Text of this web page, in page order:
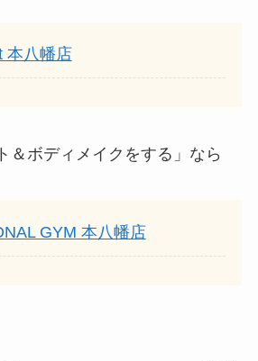
本八幡店
＆ボディメイクをする」なら
GYM 本八幡店